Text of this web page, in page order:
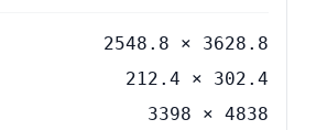
2548.8 × 3628.8
212.4 × 302.4
3398 × 4838